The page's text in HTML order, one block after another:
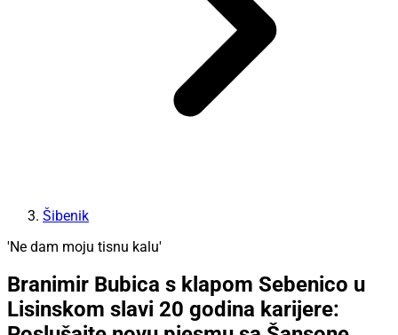
Šibenik
'Ne dam moju tisnu kalu'
Branimir Bubica s klapom Sebenico u
Lisinskom slavi 20 godina karijere: